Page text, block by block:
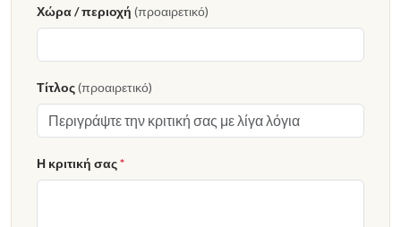
Χώρα / περιοχή (προαιρετικό)
Τίτλος(προαιρετικό)
Η κριτική σας*